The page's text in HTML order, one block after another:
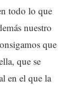
todo lo que
nuestro
que
que se
en el que la